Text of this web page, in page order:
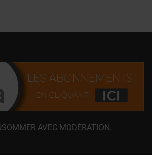
AVEC MODÉRATION.